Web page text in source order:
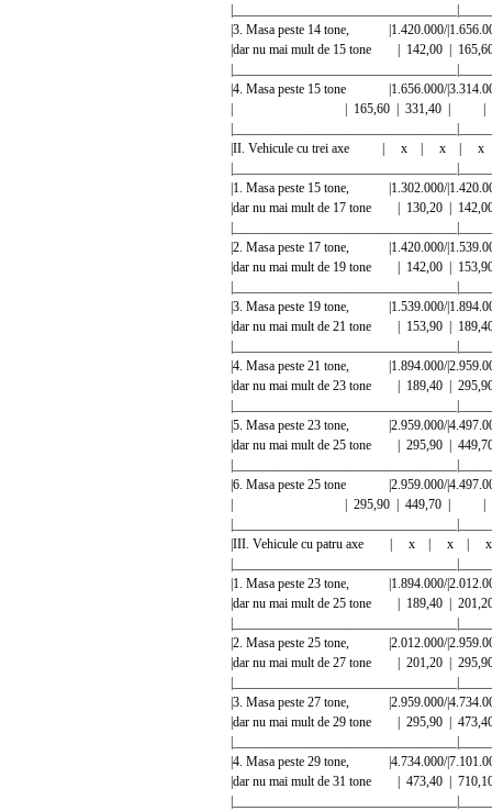
|3. Masa peste 14 tone, |1.420.000/
|dar nu mai mult de 15 tone | 142,00
|4. Masa peste 15 tone |1.656.000/
| | 165,60 | 331,40 |
|II. Vehicule cu trei axe | x | x |
|1. Masa peste 15 tone, |1.302.000/
|dar nu mai mult de 17 tone | 130,20
|2. Masa peste 17 tone, |1.420.000/
|dar nu mai mult de 19 tone | 142,00
|3. Masa peste 19 tone, |1.539.000/
|dar nu mai mult de 21 tone | 153,90
|4. Masa peste 21 tone, |1.894.000/
|dar nu mai mult de 23 tone | 189,40
|5. Masa peste 23 tone, |2.959.000/
|dar nu mai mult de 25 tone | 295,90
|6. Masa peste 25 tone |2.959.000/
| | 295,90 | 449,70 |
|III. Vehicule cu patru axe | x | x
|1. Masa peste 23 tone, |1.894.000/
|dar nu mai mult de 25 tone | 189,40
|2. Masa peste 25 tone, |2.012.000/
|dar nu mai mult de 27 tone | 201,20
|3. Masa peste 27 tone, |2.959.000/
|dar nu mai mult de 29 tone | 295,90
|4. Masa peste 29 tone, |4.734.000/
|dar nu mai mult de 31 tone | 473,40